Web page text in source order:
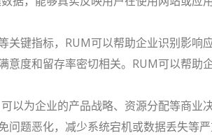
键指标，RUM可以帮助企业识别影响
意度和留存率密切相关。RUM可以帮
以为企业的产品战略、资源分配等商业
题恶化，减少系统宕机或数据丢失等